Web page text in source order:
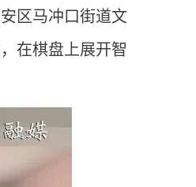
区马冲口街道文
在棋盘上展开智